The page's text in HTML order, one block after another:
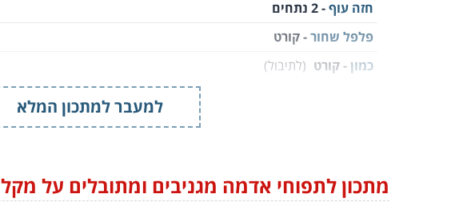
חזה עוף- 2 נתחים
פלפל שחור- קורט
כמון - קורט (לתיבול)
גרגירי חומוס- ½ קופסת שימורים (שטופים ויבשים)
למעבר למתכון המלא
מתכון לתפוחי אדמה מגניבים ומתובלים על מקל